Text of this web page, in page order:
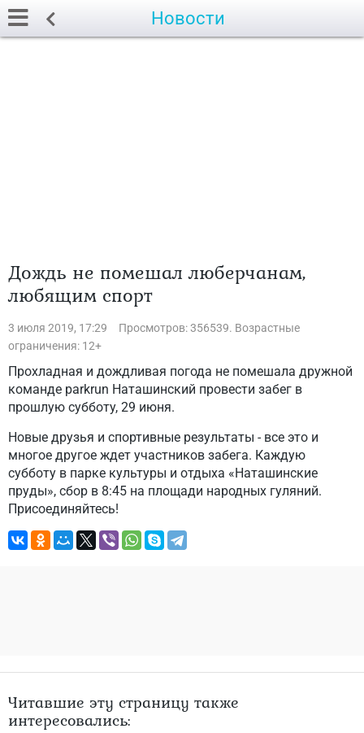
Новости
Дождь не помешал люберчанам,
любящим спорт
3 июля 2019, 17:29
Просмотров: 356539. Возрастные
ограничения: 12+
Прохладная и дождливая погода не помешала дружной
команде parkrun Наташинский провести забег в
прошлую субботу, 29 июня.
Новые друзья и спортивные результаты - все это и
многое другое ждет участников забега. Каждую
субботу в парке культуры и отдыха «Наташинские
пруды», сбор в 8:45 на площади народных гуляний.
Присоединяйтесь!
Читавшие эту страницу также
интересовались: